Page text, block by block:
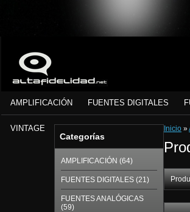
AMPLIFICACIÓN FUENTES DIGITALES
VINTAGE
Categorías
AMPLIFICACIÓN (64)
FUENTES DIGITALES (21)
FUENTES ANALÓGICAS
(59)
Inicio »